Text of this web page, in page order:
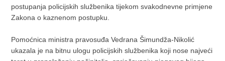
postupanja policijskih službenika tijekom svakodnevne primjene
Zakona o kaznenom postupku.
Pomoćnica ministra pravosuđa Vedrana Šimundža-Nikolić
ukazala je na bitnu ulogu policijskih službenika koji nose najveći